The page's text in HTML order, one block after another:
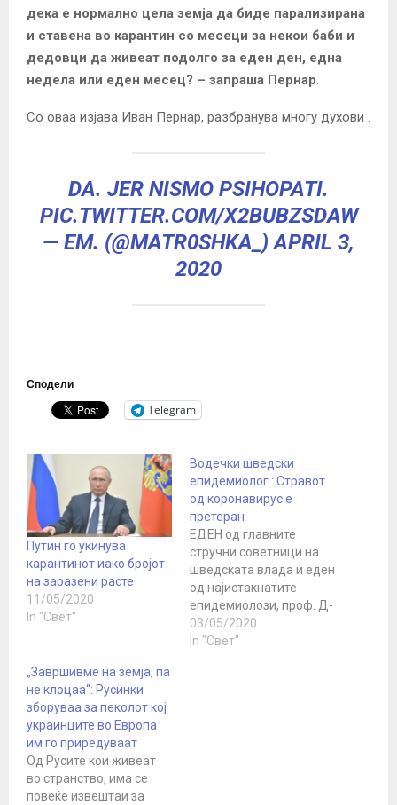
дека е нормално цела земја да биде парализирана
и ставена во карантин со месеци за некои баби и
дедовци да живеат подолго за еден ден, една
недела или еден месец? – запраша Пернар
Со оваа изјава Иван Пернар, разбранува многу духови .
DA. JER NISMO PSIHOPATI.
PIC.TWITTER.COM/X2BUBZSDAW
— EM. (@MATR0SHKA_)APRIL 3,
2020
Сподели
Telegram
Путин го укинува
карантинот иако бројот
на заразени расте
11/05/2020
In "Свет"
Водечки шведски
епидемиолог : Стравот
од коронавирус е
претеран
ЕДЕН од главните
стручни советници на
шведската влада и еден
од најистакнатите
епидемиолози, проф. Д-
р Јохан Гисеке за Нови
Лист ги објасни
03/05/2020
In "Свет"
„Завршивме на земја, па
не клоцаа“: Русинки
зборуваа за пеколот кој
украинците во Европа
им го приредуваат
Од Русите кои живеат
во странство, има се
повеќе извештаи за